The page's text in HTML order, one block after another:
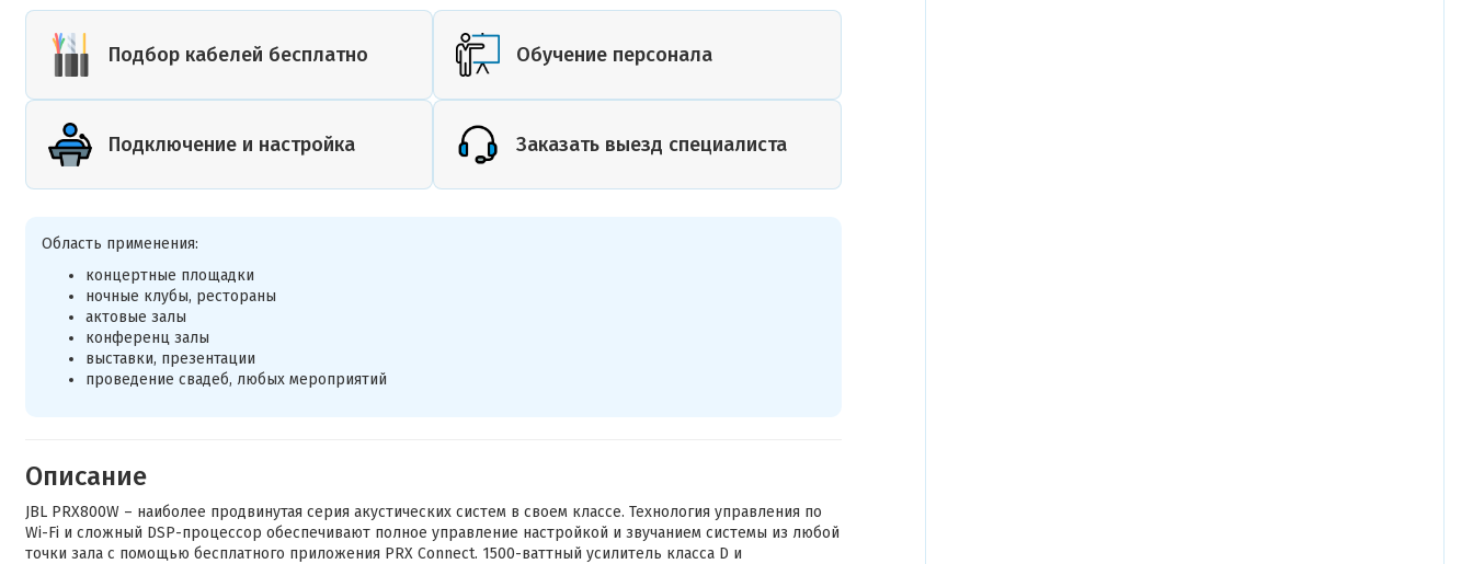
Подбор кабелей бесплатно Обучение персонала
Подключение и настройка Заказать выезд специалиста
Область применения:
концертные площадки
ночные клубы, рестораны
актовые залы
конференц залы
выставки, презентации
проведение свадеб, любых мероприятий
Описание
JBL PRX800W – наиболее продвинутая серия акустических систем в своем классе. Технология управления по
Wi-Fi и сложный DSP-процессор обеспечивают полное управление настройкой и звучанием системы из любой
точки зала с помощью бесплатного приложения PRX Connect. 1500-ваттный усилитель класса D и
или план